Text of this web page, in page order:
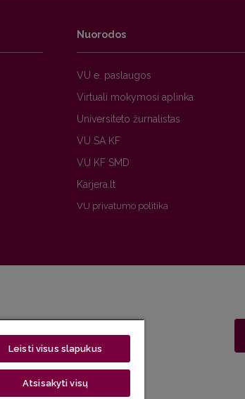
Nuorodos
VU e. paslaugos
Virtuali mokymosi aplinka
Universiteto žurnalistas
VU SA KF
VU KF SMD
Karjera.lt
VU privatumo politika
aktualijas pirmas!
Leisti visus slapukus
Atsisakyti visų